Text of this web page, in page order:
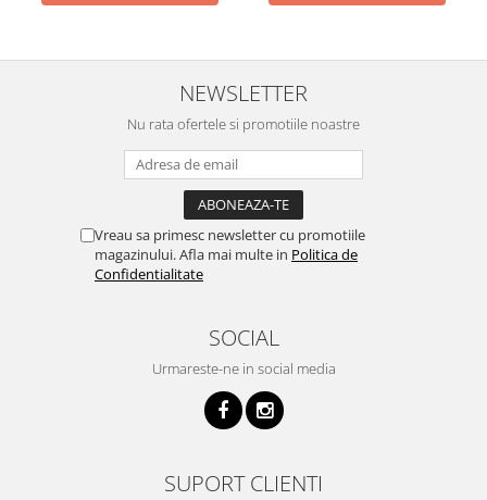
NEWSLETTER
Nu rata ofertele si promotiile noastre
Vreau sa primesc newsletter cu promotiile
magazinului. Afla mai multe in Politica de
Confidentialitate
SOCIAL
Urmareste-ne in social media
SUPORT CLIENTI